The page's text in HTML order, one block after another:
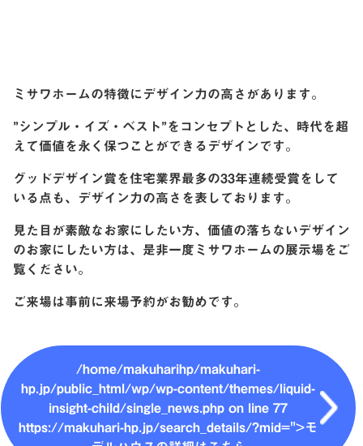
ミサワホームの特徴にデザイン力の高さがあります。
”シンプル・イズ・ベスト”をコンセプトとした、時代を超
えて価値を永く保つことができるデザインです。
グッドデザイン賞を住宅業界最多の33年連続受賞をして
いる点も、デザイン力の高さを表しております。
見た目が素敵なお家にしたい方、価値の落ちないデザイン
のお家にしたい方は、是非一度ミサワホームの展示場をご
覧ください。
ご来場は事前に来場予約がお勧めです。
/home/makuharihp/makuhari-
hp.jp/public_html/wp/wp-content/themes/liquid-
insight-child/single_news.php on line 77
https://makuhari-hp.jp/search_details/?mid=">モ